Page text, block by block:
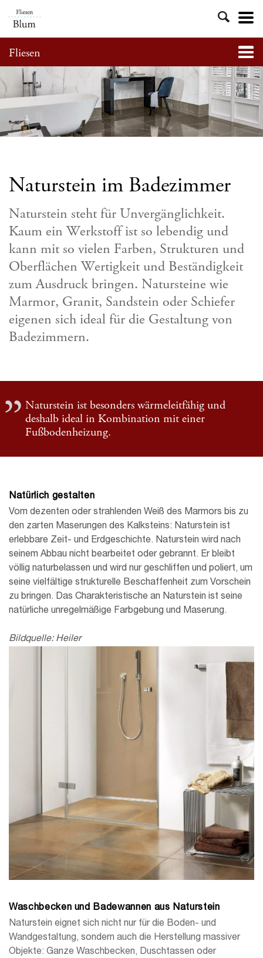
zum
Fliesen
Naturstein im Badezimmer
Naturstein steht für Unvergänglichkeit.
Kaum ein Werkstoff ist so lebendig und
kann mit so vielen Farben, Strukturen und
Oberflächen Wertigkeit und Beständigkeit
zum Ausdruck bringen. Natursteine wie
Marmor, Granit, Sandstein oder Schiefer
eigenen sich ideal für die Gestaltung von
Badezimmern.
Naturstein ist besonders wärmeleitfähig und
deshalb ideal in Kombination mit einer
Fußbodenheizung.
Natürlich gestalten
Vom dezenten oder strahlenden Weiß des Marmors bis zu
den zarten Maserungen des Kalksteins: Naturstein ist
erlebbare Zeit- und Erdgeschichte. Naturstein wird nach
seinem Abbau nicht bearbeitet oder gebrannt. Er bleibt
völlig naturbelassen und wird nur geschliffen und poliert, um
seine vielfältige strukturelle Beschaffenheit zum Vorschein
zu bringen. Das Charakteristische an Naturstein ist seine
natürliche unregelmäßige Farbgebung und Maserung.
Bildquelle: Heiler
Waschbecken und Badewannen aus Naturstein
Naturstein eignet sich nicht nur für die Boden- und
Wandgestaltung, sondern auch die Herstellung massiver
Objekte: Ganze Waschbecken, Duschtassen oder